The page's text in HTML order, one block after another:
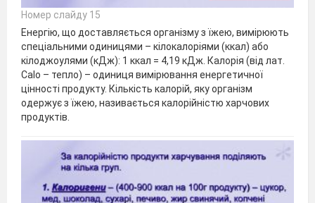
Номер слайду 15
Енергію, що доставляється організму з їжею, вимірюють
спеціальними одиницями – кілокалоріями (ккал) або
кілоджоулями (кДж): 1 ккал = 4,19 кДж. Калорія (від лат.
Саlo – тепло) – одиниця вимірювання енергетичної
цінності продукту. Кількість калорій, яку організм
одержує з їжею, називається калорійністю харчових
продуктів.